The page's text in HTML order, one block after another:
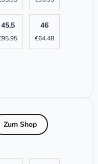
45,5
95.95
46
€64.48
Zum Shop